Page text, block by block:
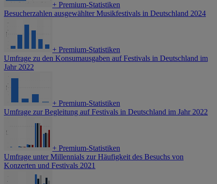
+ Premium-Statistiken
Besucherzahlen ausgewählter Musikfestivals in Deutschland 2024
+ Premium-Statistiken
Umfrage zu den Konsumausgaben auf Festivals in Deutschland im
Jahr 2022
+ Premium-Statistiken
Umfrage zur Begleitung auf Festivals in Deutschland im Jahr 2022
+ Premium-Statistiken
Umfrage unter Millennials zur Häufigkeit des Besuchs von
Konzerten und Festivals 2021